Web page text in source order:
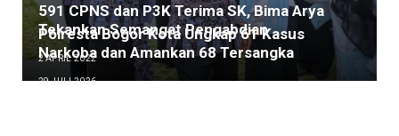
591 CPNS dan P3K Terima SK, Bima Arya
Tekankan Semangat Pengabdian
2 APRIL 2022
Polresta Bogor Kota Ungkap 61 Kasus
Narkoba dan Amankan 68 Tersangka
29 JULI 2026